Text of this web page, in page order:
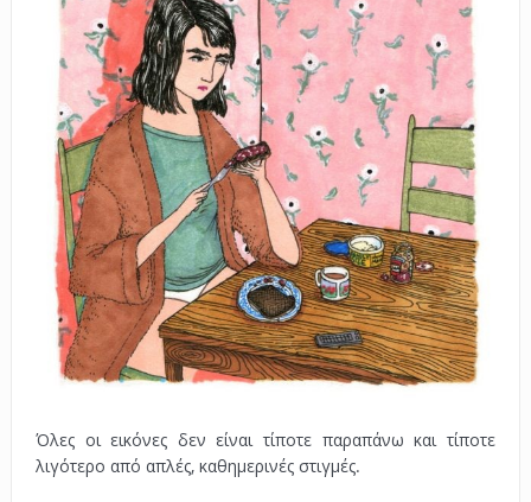
Όλες οι εικόνες δεν είναι τίποτε παραπάνω και τίποτε
λιγότερο από απλές, καθημερινές στιγμές.